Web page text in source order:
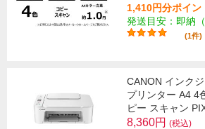
1,410円分ポイン
発送目安：即納
(1件)
CANON インク
プリンター A4 4
ピー スキャン
8,360円 (税込)